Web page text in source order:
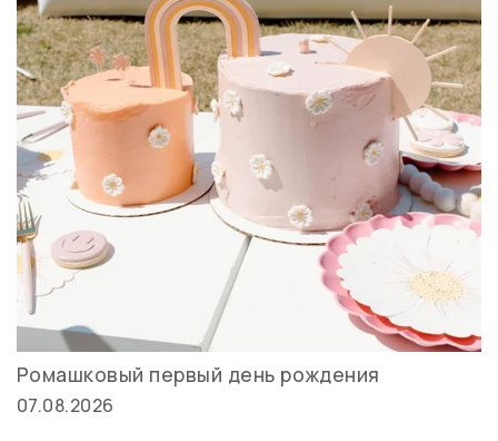
Ромашковый первый день рождения
07.08.2026